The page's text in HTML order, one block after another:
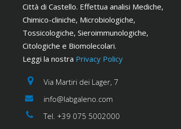
Città di Castello. Effettua analisi Mediche,
Chimico-cliniche, Microbiologiche,
Tossicologiche, Sieroimmunologiche,
Citologiche e Biomolecolari.
Leggi la nostra Privacy Policy
Via Martiri dei Lager, 7
info@labgaleno.com
Tel. +39 075 5002000